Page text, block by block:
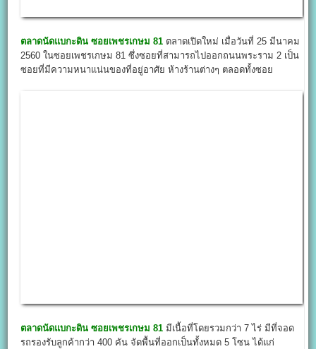
ตลาดนัดแบกะดิน ซอยเพชรเกษม 81 ตลาดเปิดใหม่ เมื่อวันที่ 25 มีนาคม
2560 ในซอยเพชรเกษม 81 ซึ่งซอยที่สามารถไปออกถนนพระราม 2 เป็น
ซอยที่มีความหนาแน่นของที่อยู่อาศัย ห้างร้านต่างๆ ตลอดทั้งซอย
ตลาดนัดแบกะดิน ซอยเพชรเกษม 81 มีเนื้อที่โดยรวมกว่า 7 ไร่ มีที่จอด
รถรองรับลูกค้ากว่า 400 คัน จัดพื้นที่ออกเป็นทั้งหมด 5 โซน ได้แก่